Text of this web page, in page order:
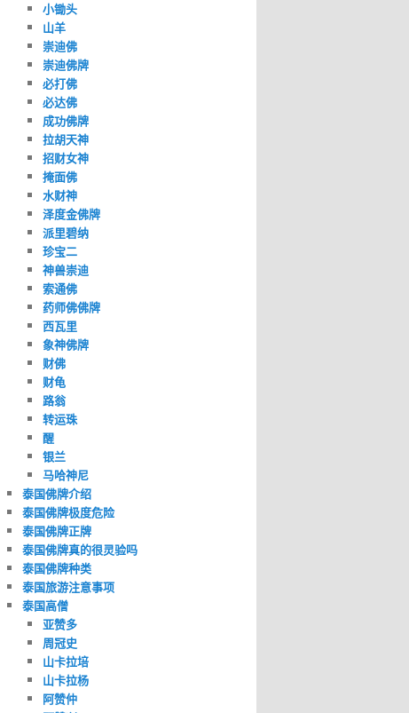
小锄头
山羊
崇迪佛
崇迪佛牌
必打佛
必达佛
成功佛牌
拉胡天神
招财女神
掩面佛
水财神
泽度金佛牌
派里碧纳
珍宝二
神兽崇迪
索通佛
药师佛佛牌
西瓦里
象神佛牌
财佛
财龟
路翁
转运珠
醒
银兰
马哈神尼
泰国佛牌介绍
泰国佛牌极度危险
泰国佛牌正牌
泰国佛牌真的很灵验吗
泰国佛牌种类
泰国旅游注意事项
泰国高僧
亚赞多
周冠史
山卡拉培
山卡拉杨
阿赞仲